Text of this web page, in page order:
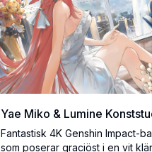
Yae Miko & Lumine
Fantastisk 4K Genshin Impact-
som poserar graciöst i en vit